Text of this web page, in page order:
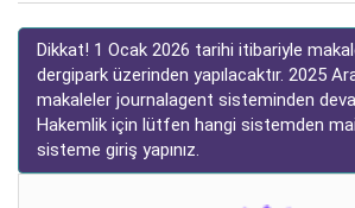
Dikkat! 1 Ocak 2026 tarihi itibariyle
dergipark üzerinden yapılacaktır. 2025
makaleler journalagent sisteminden
Hakemlik için lütfen hangi sistemden
sisteme giriş yapınız.